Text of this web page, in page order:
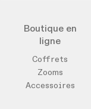
Boutique en
ligne
Coffrets
Zooms
Accessoires